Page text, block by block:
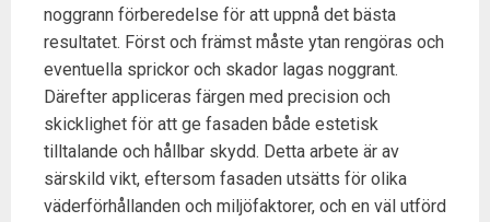
noggrann förberedelse för att uppnå det bästa
resultatet. Först och främst måste ytan rengöras och
eventuella sprickor och skador lagas noggrant.
Därefter appliceras färgen med precision och
skicklighet för att ge fasaden både estetisk
tilltalande och hållbar skydd. Detta arbete är av
särskild vikt, eftersom fasaden utsätts för olika
väderförhållanden och miljöfaktorer, och en väl utförd